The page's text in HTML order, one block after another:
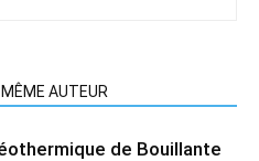
MÊME AUTEUR
de Bouillante